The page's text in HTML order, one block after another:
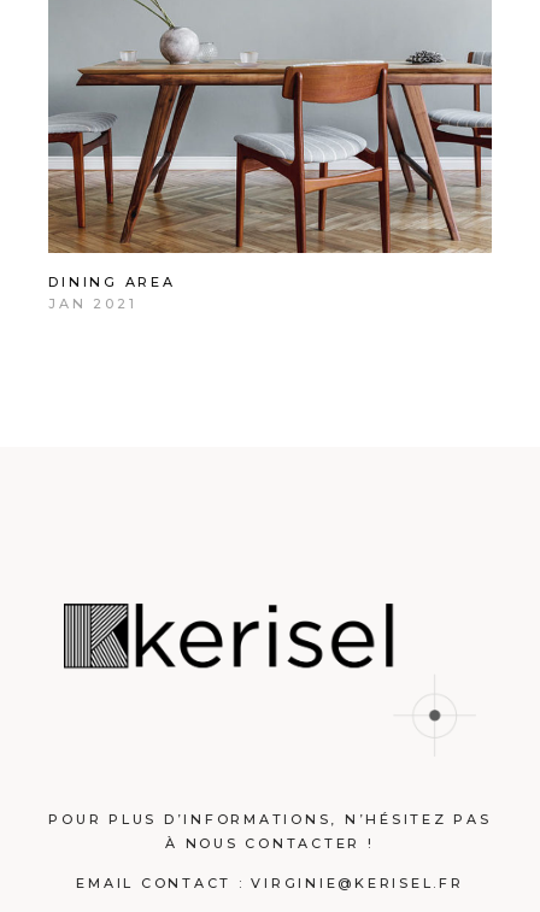
DINING AREA
JAN 2021
POUR PLUS D’INFORMATIONS, N’HÉSITEZ PAS
À NOUS CONTACTER !
EMAIL CONTACT :VIRGINIE@KERISEL.FR